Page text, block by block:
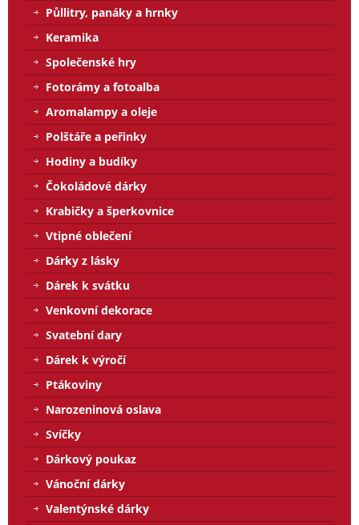
Půllitry, panáky a hrnky
Keramika
Společenské hry
Fotorámy a fotoalba
Aromalampy a oleje
Polštáře a peřinky
Hodiny a budíky
Čokoládové dárky
Krabičky a šperkovnice
Vtipné oblečení
Dárky z lásky
Dárek k svátku
Venkovní dekorace
Svatební dary
Dárek k výročí
Ptákoviny
Narozeninová oslava
Svíčky
Dárkový poukaz
Vánoční dárky
Valentýnské dárky